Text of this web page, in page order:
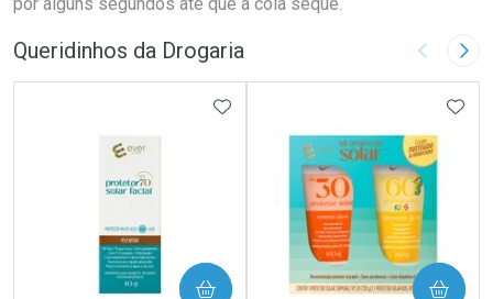
Queridinhos da Drogaria Imagem
ADICIONAR AOS FAVORITOS
COMPRAR COMPRAR